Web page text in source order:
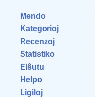
Mendo
Kategorioj
Recenzoj
Statistiko
Elŝutu
Helpo
Ligiloj